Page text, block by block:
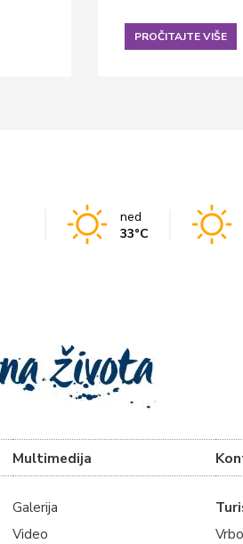
PROČITAJTE VIŠE
ned
33°C
Multimedija
Galerija
Video